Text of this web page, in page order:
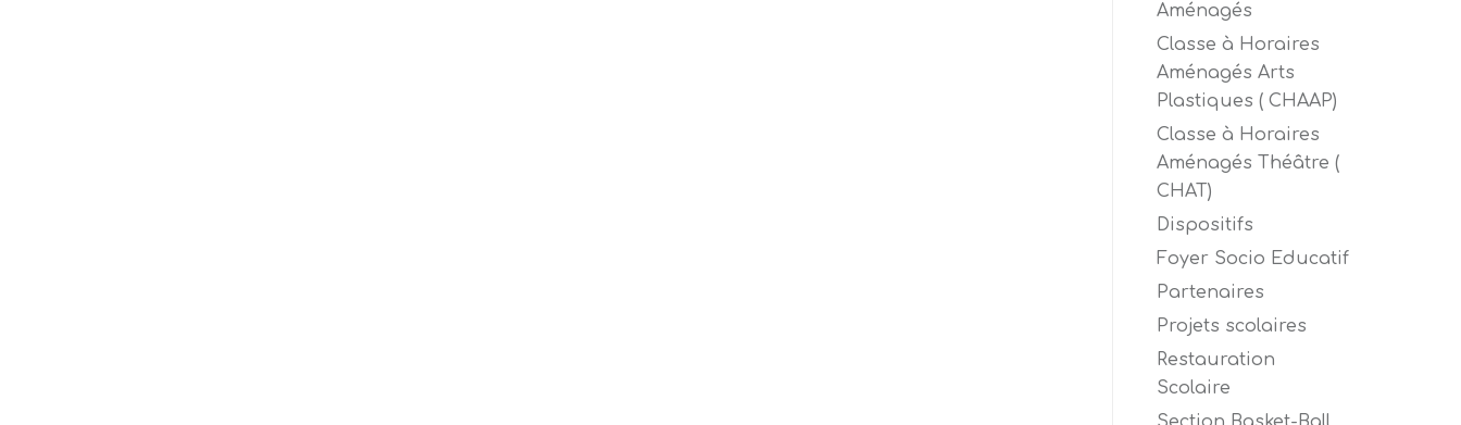
Aménagés
Classe à Horaires
Aménagés Arts
Plastiques ( CHAAP)
Classe à Horaires
Aménagés Théâtre (
CHAT)
Dispositifs
Foyer Socio Educatif
Partenaires
Projets scolaires
Restauration
Scolaire